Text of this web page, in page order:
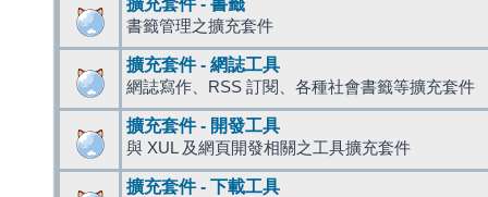
擴充套件 - 書籤
書籤管理之擴充套件
擴充套件 - 網誌工具
網誌寫作、RSS 訂閱、各種社會書籤等擴充套件
擴充套件 - 開發工具
與 XUL 及網頁開發相關之工具擴充套件
擴充套件 - 下載工具